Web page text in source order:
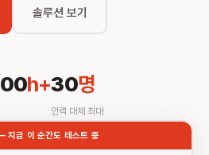
솔루션 보기
h+30명
인력 대체 최대
금 이 순간도 테스트 중